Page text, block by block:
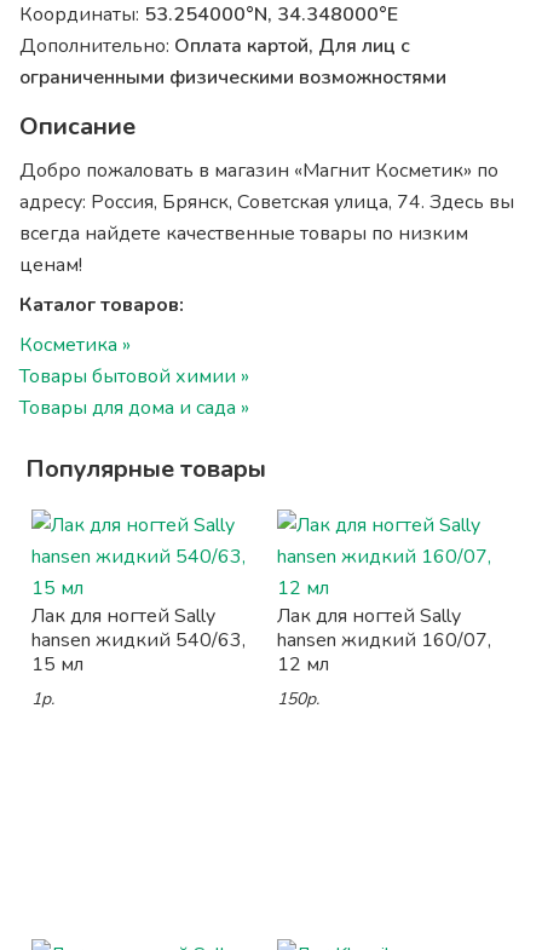
Координаты: 53.254000°N, 34.348000°E
Дополнительно: Оплата картой, Для лиц с
ограниченными физическими возможностями
Описание
Добро пожаловать в магазин «Магнит Косметик» по
адресу: Россия, Брянск, Советская улица, 74. Здесь вы
всегда найдете качественные товары по низким
ценам!
Каталог товаров:
Косметика »
Товары бытовой химии »
Товары для дома и сада »
Популярные товары
Лак для ногтей Sally
hansen жидкий 540/63,
15 мл
1р.
Лак для ногтей Sally
hansen жидкий 160/07,
12 мл
150р.